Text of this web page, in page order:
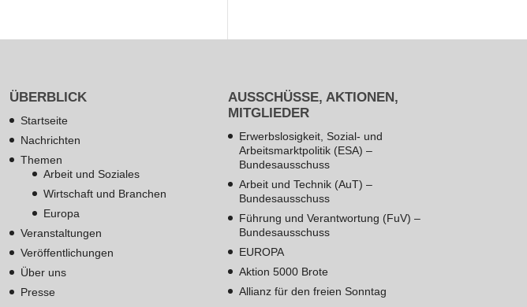
ÜBERBLICK
Startseite
Nachrichten
Themen
Arbeit und Soziales
Wirtschaft und Branchen
Europa
Veranstaltungen
Veröffentlichungen
Über uns
Presse
AUSSCHÜSSE, AKTIONEN,
MITGLIEDER
Erwerbslosigkeit, Sozial- und
Arbeitsmarktpolitik (ESA) –
Bundesausschuss
Arbeit und Technik (AuT) –
Bundesausschuss
Führung und Verantwortung (FuV) –
Bundesausschuss
EUROPA
Aktion 5000 Brote
Allianz für den freien Sonntag